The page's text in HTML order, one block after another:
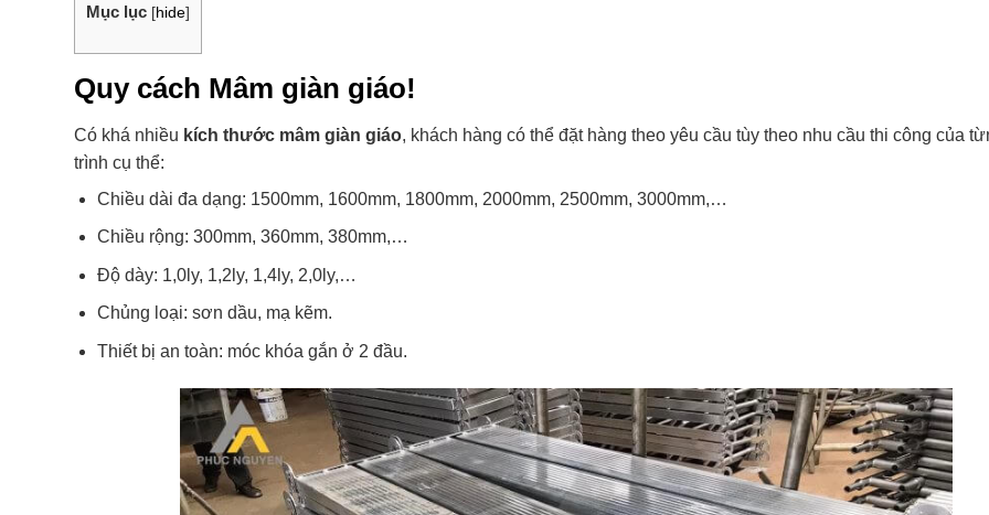
Mục lục [hide]
Quy cách Mâm giàn giáo!
Có khá nhiều kích thước mâm giàn giáo, khách hàng có thể đặt hàng theo yêu cầu tùy theo nhu cầu thi công của
trình cụ thể:
Chiều dài đa dạng: 1500mm, 1600mm, 1800mm, 2000mm, 2500mm, 3000mm,…
Chiều rộng: 300mm, 360mm, 380mm,…
Độ dày: 1,0ly, 1,2ly, 1,4ly, 2,0ly,…
Chủng loại: sơn dầu, mạ kẽm.
Thiết bị an toàn: móc khóa gắn ở 2 đầu.